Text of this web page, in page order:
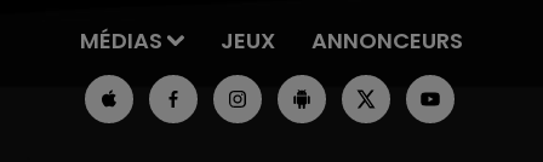
MÉDIAS
JEUX ANNONCEURS